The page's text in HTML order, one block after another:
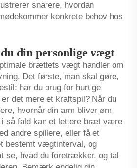
snarere, hvordan
konkrete behov hos
din personlige vægt
brættets vægt handler om
Det første, man skal gøre,
har du brug for hurtige
det mere et kraftspil? Når du
hvornår din arm bliver øm
i så fald kan et lettere bræt være
andre spillere, eller få et
bestemt vægtinterval, og
se, hvad du foretrækker, og tal